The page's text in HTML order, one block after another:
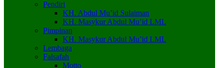
Pendiri
KH. Abdul Mu’id Sulaiman
KH. Masykur Abdul Mu’id LML
Pimpinan
KH. Masykur Abdul Mu’id LML
Lembaga
Falsafah
Motto